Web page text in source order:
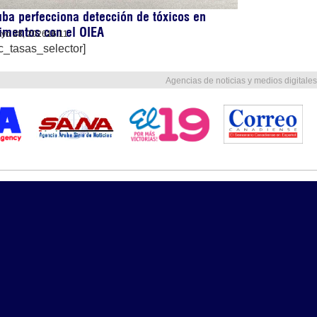
perfecciona detección de tóxicos en
con el OIEA
28, 202616:11
Agencias de noticias y medios digitales